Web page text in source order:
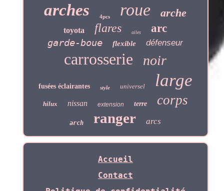
arches 4pcs roue arche
toyota flares ailes arc
garde-boue flexible défenseur
carrosserie noir
fusées éclairantes style universel large
hilux nissan extension terre corps
arch ranger arcs
Accueil
Contact